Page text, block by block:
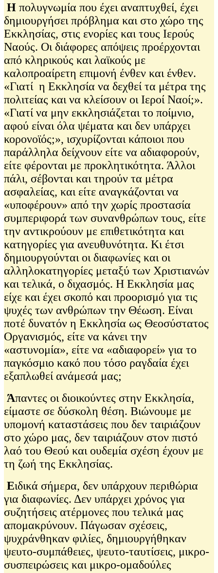
Η πολυγνωμία που έχει αναπτυχθεί, έχει
δημιουργήσει πρόβλημα και στο χώρο της
Εκκλησίας, στις ενορίες και τους Ιερούς
Ναούς. Οι διάφορες απόψεις προέρχονται
από κληρικούς και λαϊκούς με
καλοπροαίρετη επιμονή ένθεν και ένθεν.
«Γιατί η Εκκλησία να δεχθεί τα μέτρα της
πολιτείας και να κλείσουν οι Ιεροί Ναοί;».
«Γιατί να μην εκκλησιάζεται το ποίμνιο,
αφού είναι όλα ψέματα και δεν υπάρχει
κορονοϊός;», ισχυρίζονται κάποιοι που
παράλληλα δείχνουν είτε να αδιαφορούν,
είτε φέρονται με προκλητικότητα. Άλλοι
πάλι, σέβονται και τηρούν τα μέτρα
ασφαλείας, και είτε αναγκάζονται να
«υποφέρουν» από την χωρίς προστασία
συμπεριφορά των συνανθρώπων τους, είτε
την αντικρούουν με επιθετικότητα και
κατηγορίες για ανευθυνότητα. Κι έτσι
δημιουργούνται οι διαφωνίες και οι
αλληλοκατηγορίες μεταξύ των Χριστιανών
και τελικά, ο διχασμός. Η Εκκλησία μας
είχε και έχει σκοπό και προορισμό για τις
ψυχές των ανθρώπων την Θέωση. Είναι
ποτέ δυνατόν η Εκκλησία ως Θεοσύστατος
Οργανισμός, είτε να κάνει την
«αστυνομία», είτε να «αδιαφορεί» για το
παγκόσμιο κακό που τόσο ραγδαία έχει
εξαπλωθεί ανάμεσά μας;
Άπαντες οι διοικούντες στην Εκκλησία,
είμαστε σε δύσκολη θέση. Βιώνουμε με
υπομονή καταστάσεις που δεν ταιριάζουν
στο χώρο μας, δεν ταιριάζουν στον πιστό
λαό του Θεού και ουδεμία σχέση έχουν με
τη ζωή της Εκκλησίας.
Ειδικά σήμερα, δεν υπάρχουν περιθώρια
για διαφωνίες. Δεν υπάρχει χρόνος για
συζητήσεις ατέρμονες που τελικά μας
απομακρύνουν. Πάγωσαν σχέσεις,
ψυχράνθηκαν φιλίες, δημιουργήθηκαν
ψευτο-συμπάθειες, ψευτο-ταυτίσεις, μικρο-
συσπειρώσεις και μικρο-ομαδούλες